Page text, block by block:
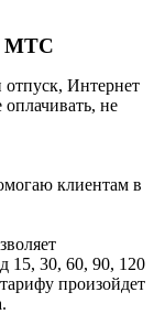
МТС
отпуск, Интернет
оплачивать, не
клиентам в
15, 30, 60, 90, 120
произойдет